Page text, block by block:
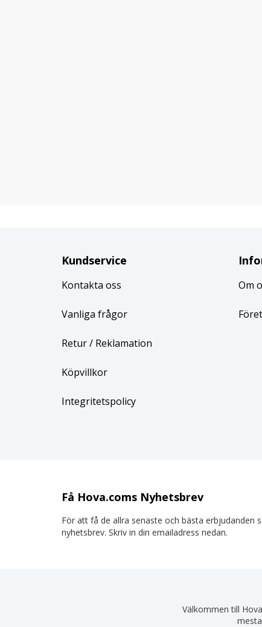
Kundservice
Kontakta oss
Vanliga frågor
Retur/ Reklamation
Köpvillkor
Integritetspolicy
Om
Få Hova.coms Nyhetsbrev
För att få de allra senaste och bästa erbjudanden
nyhetsbrev. Skriv in din emailadress nedan.
Välkommen till